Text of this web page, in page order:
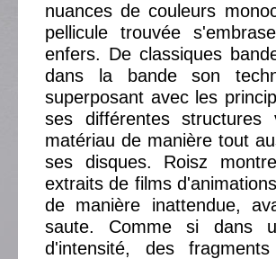
nuances de couleurs
pellicule trouvée
enfers. De classiques
dans la bande son
superposant avec les
ses différentes
matériau de manière tout
ses disques. Roisz
extraits de films
de manière inattendue,
saute. Comme si dans
d'intensité, des